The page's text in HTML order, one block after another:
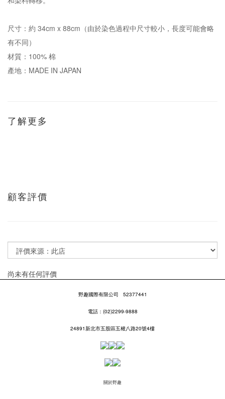
尺寸：約 34cm x 88cm（由於染色過程中尺寸較小，長度可能會略
有不同）
材質：100% 棉
產地：MADE IN JAPAN
了解更多
顧客評價
尚未有任何評價
野趣國際有限公司 52377441
電話：(02)2299-9888
24891新北市五股區五權八路20號4樓
關於野趣